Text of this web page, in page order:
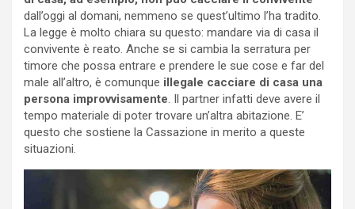
dall’oggi al domani, nemmeno se quest’ultimo l’ha tradito.
La legge è molto chiara su questo: mandare via di casa il
convivente è reato. Anche se si cambia la serratura per
timore che possa entrare e prendere le sue cose e far del
male all’altro, è comunque illegale cacciare di casa una
persona improvvisamente. Il partner infatti deve avere il
tempo materiale di poter trovare un’altra abitazione. E’
questo che sostiene la Cassazione in merito a queste
situazioni.